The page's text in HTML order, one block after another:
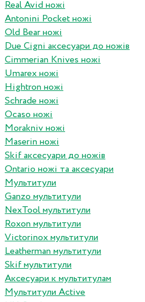
Real Avid ножі
Antonini Pocket ножі
Old Bear ножі
Due Cigni аксесуари до ножів
Cimmerian Knives ножі
Umarex ножі
Hightron ножі
Schrade ножі
Ocaso ножі
Morakniv ножі
Maserin ножі
Skif аксесуари до ножів
Ontario ножі та аксесуари
Мультитули
Ganzo мультитули
NexTool мультитули
Roxon мультитули
Victorinox мультитули
Leatherman мультитули
Skif мультитули
Аксесуари к мультитулам
Мультитули Active